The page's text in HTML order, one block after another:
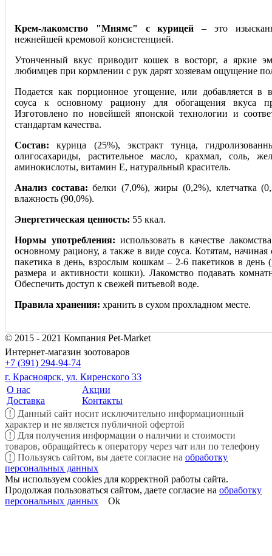
Крем-лакомство "Мнямс" с курицей – это
нежнейшей кремовой консистенцией.
Утонченный вкус приводит кошек в восторг, а яркие
любимцев при кормлении с рук дарят хозяевам ощущение
Подается как порционное угощение, или добавляется в
соуса к основному рациону для обогащения вкуса
Изготовлено по новейшей японской технологии и
стандартам качества.
Состав: курица (25%), экстракт тунца,
олигосахариды, растительное масло, крахмал, соль,
аминокислоты, витамин Е, натуральный краситель.
Анализ состава: белки (7,0%), жиры (0,2%), клетчатка
влажность (90,0%).
Энергетическая ценность: 55 ккал.
Нормы употребления: использовать в качестве
основному рациону, а также в виде соуса. Котятам, начиная
пакетика в день, взрослым кошкам – 2-6 пакетиков в день
размера и активности кошки). Лакомство подавать
Обеспечить доступ к свежей питьевой воде.
Правила хранения: хранить в сухом прохладном месте.
© 2015 - 2021 Компания Pet-Market
Интернет-магазин зоотоваров
+7 (391) 294-94-74
г. Красноярск, ул. Киренского 33
О нас
Доставка
Акции
Контакты
!
Данный сайт носит исключительно информационный
характер и не является публичной офертой
!
Для получения информации о наличии и стоимости
товаров, обращайтесь к оператору через чат или по телефону
!
Пользуясь сайтом, вы даете согласие на обработку
персональных данных
Мы используем cookies для корректной работы сайта.
Продолжая пользоваться сайтом, даете согласие на обработку
персональных данных
Ok